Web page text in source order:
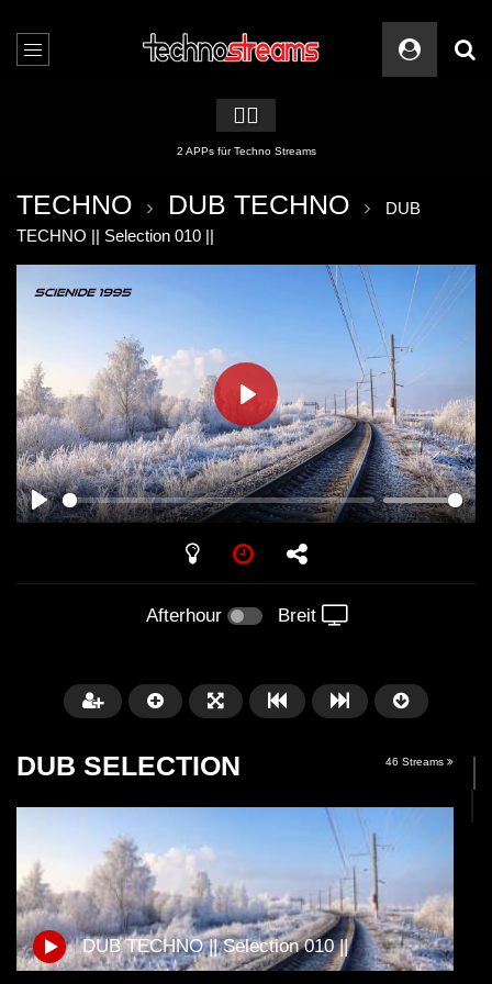
🏳️‍🌈
2 APPs für Techno Streams
TECHNO DUB TECHNO
DUB
TECHNO || Selection 010 ||
PLAY
PLAY
Afterhour Breit
Später
01:11:24
Dub Techno Music Set In The Mix
01:28:57
Dub Techno ||
DUB SELECTION 46 Streams
DUB TECHNO || Selection 010 ||